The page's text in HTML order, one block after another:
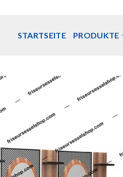
STARTSEITE PRODUKTE